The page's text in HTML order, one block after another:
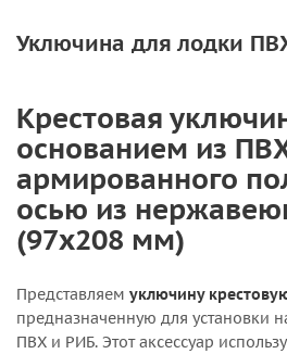
Уключина для лодки
Крестовая
основанием из
армированного
осью из
(97х208 мм)
Представляем уключину
предназначенную для установки
ПВХ и РИБ. Этот аксессуар